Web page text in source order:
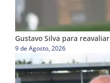
Gustavo Silva para reavaliar
9 de Agosto, 2026